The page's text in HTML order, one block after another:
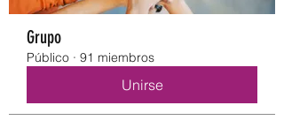
Grupo
Público · 91 miembros
Unirse